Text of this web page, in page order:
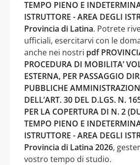
TEMPO PIENO E
ISTRUTTORE - AREA DEGLI
Provincia di Latina. Potrete
ufficiali, esercitarvi con le
anche nei nostri pdf
PROCEDURA DI MOBILITA’
ESTERNA, PER PASSAGGIO
PUBBLICHE
DELL’ART. 30 DEL D.LGS. N.
PER LA COPERTURA DI N. 2
TEMPO PIENO E
ISTRUTTORE - AREA DEGLI
Provincia di Latina 2026,
vostro tempo di studio.